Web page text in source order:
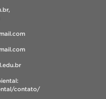
contato/